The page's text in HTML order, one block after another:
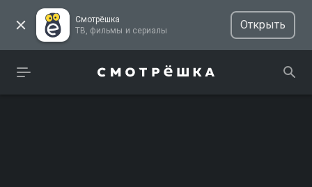
Смотрёшка
ТВ, фильмы и сериалы
Открыть